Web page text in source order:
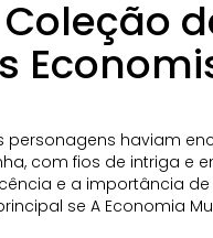
haviam
com fios de intriga e
e a importância
se A Economia